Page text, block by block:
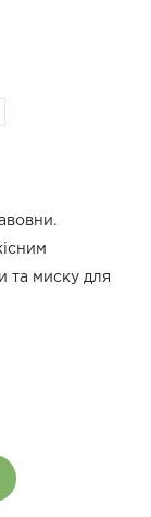
та миску для